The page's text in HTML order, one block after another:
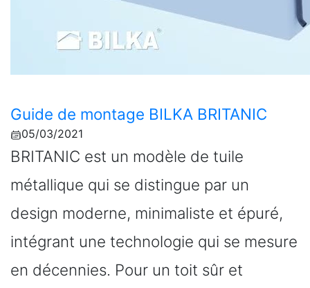
Guide de montage BILKA BRITANIC
05/03/2021
BRITANIC est un modèle de tuile
métallique qui se distingue par un
design moderne, minimaliste et épuré,
intégrant une technologie qui se mesure
en décennies. Pour un toit sûr et